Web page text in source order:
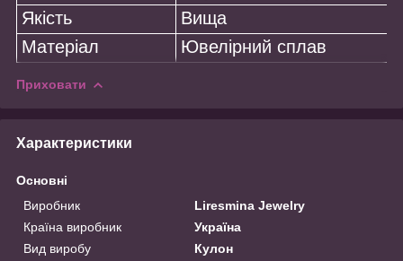
Якість
Вища
Матеріал
Ювелірний сплав
Приховати
Характеристики
Основні
Виробник
Liresmina Jewelry
Країна виробник
Україна
Вид виробу
Кулон